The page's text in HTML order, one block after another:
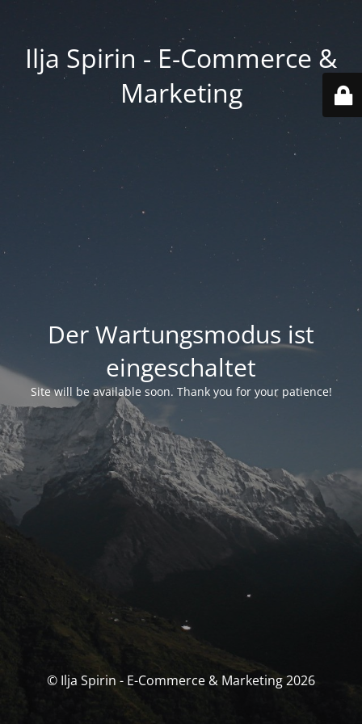
Ilja Spirin - E-Commerce &
Marketing
Der Wartungsmodus ist
eingeschaltet
Site will be available soon. Thank you for your patience!
© Ilja Spirin - E-Commerce & Marketing 2026